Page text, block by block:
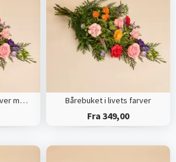
Bårebuket i livets farver med bånd Bårebuket i livets farver
Fra 349,00